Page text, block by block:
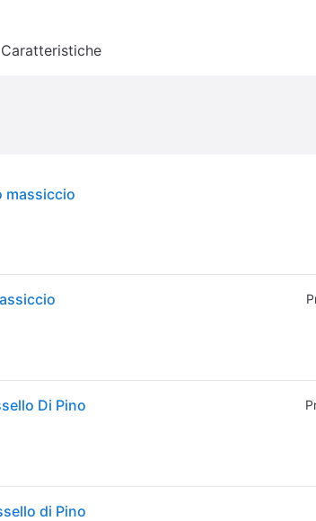
Caratteristiche
massiccio
Di Pino
di Pino